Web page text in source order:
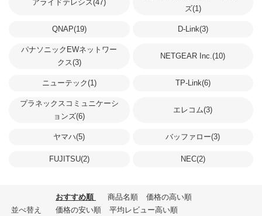
アライドテレシス(47)
ズ(1)
QNAP(19) D-Link(3)
パナソニックEWネットワー
クス(3)
NETGEAR Inc.(10)
ニューテック(1) TP-Link(6)
プラネックスコミュニケーシ
ョンズ(6)
エレコム(3)
ヤマハ(5) バッファロー(3)
FUJITSU(2) NEC(2)
並べ替え
おすすめ順 商品名順
価格の高い順
価格の安い順
平均レビュー高い順